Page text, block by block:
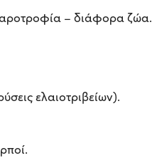
– διάφορα ζώα.
ελαιοτριβείων).